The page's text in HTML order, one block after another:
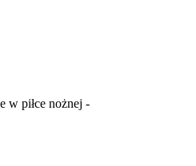
w piłce nożnej -